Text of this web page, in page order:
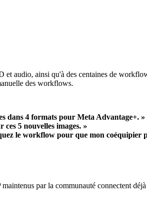
audio, ainsi qu'à des centaines de
des workflows.
dans 4 formats pour Meta Advantage+. »
5 nouvelles images. »
le workflow pour que mon coéquipier
par la communauté connectent